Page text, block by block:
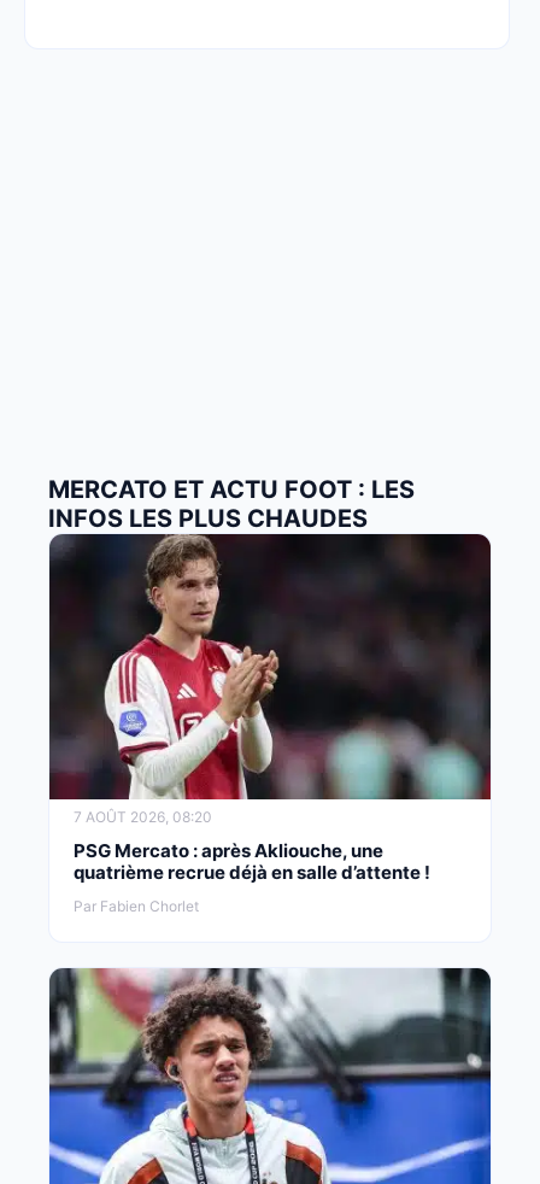
MERCATO ET ACTU FOOT : LES
INFOS LES PLUS CHAUDES
7 AOÛT 2026, 08:20
PSG Mercato : après Akliouche, une
quatrième recrue déjà en salle d’attente !
Par Fabien Chorlet